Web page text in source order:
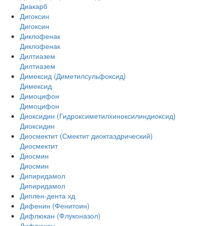
Диакарб
Дигоксин
Дигоксин
Диклофенак
Диклофенак
Дилтиазем
Дилтиазем
Димексид (Диметилсульфоксид)
Димексид
Димоцифон
Димоцифон
Диоксидин (Гидроксиметилхиноксилиндиоксид)
Диоксидин
Диосмектит (Смектит диоктаэдрический)
Диосмектит
Диосмин
Диосмин
Дипиридамол
Дипиридамол
Диплен-дента хд
Дифенин (Фенитоин)
Дифлюкан (Флуконазол)